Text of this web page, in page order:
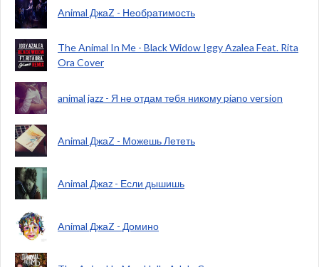
Animal ДжаZ - Необратимость
The Animal In Me - Black Widow Iggy Azalea Feat. Rita
Ora Cover
animal jazz - Я не отдам тебя никому piano version
Animal ДжаZ - Можешь Лететь
Animal Джаz - Если дышишь
Animal ДжаZ - Домино